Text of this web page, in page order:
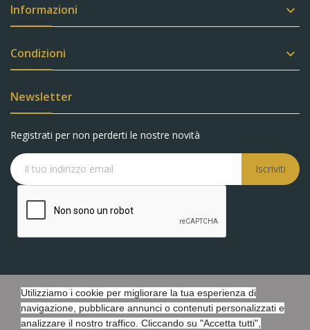
Informazioni 
Condizioni 
Newsletter
Registrati per non perderti le nostre novità
Iscriviti
Copyright © Battaglia Gioielli s.r.l.s. - P.IVA 05548440873 - Tutti i
diritti riservati. - Powered by Febosoft
Utilizziamo i cookie per migliorare la tua esperienza di
navigazione, pubblicare annunci o contenuti personalizzati e
analizzare il nostro traffico. Cliccando su "Accetta tutti",